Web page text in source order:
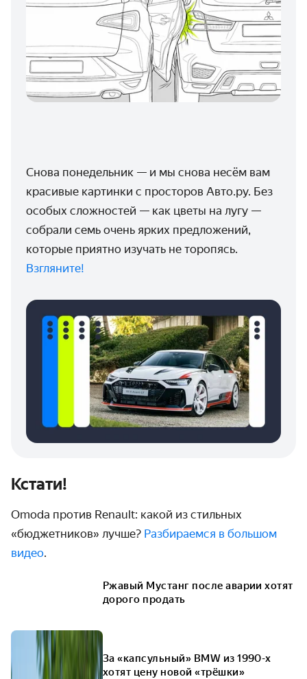
Снова понедельник — и мы снова несём вам
красивые картинки с просторов Авто.ру. Без
особых сложностей — как цветы на лугу —
собрали семь очень ярких предложений,
которые приятно изучать не торопясь.
Взгляните!
Кстати!
Omoda против Renault: какой из стильных
«бюджетников» лучше? Разбираемся в большом
видео.
Ржавый Мустанг после аварии хотят
дорого продать
За «капсульный» BMW из 1990-х
хотят цену новой «трёшки»